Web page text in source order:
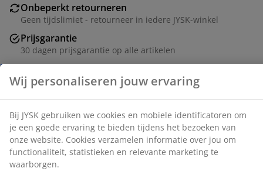
Onbeperkt retourneren
Geen tijdslimiet - retourneer in iedere JYSK-winkel
Prijsgarantie
30 dagen prijsgarantie op alle artikelen
Snelle en gemakkelijke bezorgopties naar keuze
Deco fineer. Met opbergruimte. Geschikt voor box-,
spring- en schuimmatrassen van 90x200 cm. Excl.
bodem en matras. B95 x L205 x H91 cm
Bij JYSK gebruiken we cookies en mobiele
identificatoren om je een goede ervaring te bieden
tijdens het bezoeken van onze website. Cookies
verzamelen informatie over jou om functionaliteit,
Google, Meta en Tiktok) voor gepersonaliseerde en
vaste advertenties. Je kunt meer lezen over de
doeleinden via ''Aanpassen'' en je toestemming op elk
moment intrekken door op het cookie-icoontje te
klikken. Door op ''Alles accepteren'' te klikken, ga je